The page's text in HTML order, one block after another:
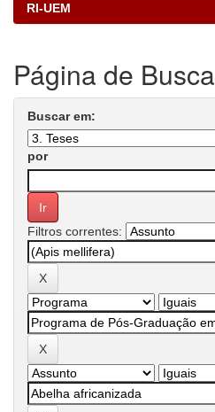
RI-UEM
Página de Busca
Buscar em:
por
Filtros correntes: